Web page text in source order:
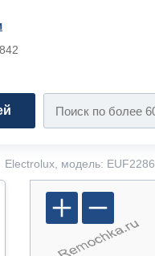
Electrolux, модель: EUF2286